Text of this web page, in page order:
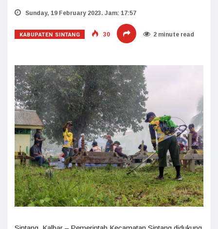
Sunday, 19 February 2023. Jam: 17:57
KABUPATEN SINTANG 30 2 minute read